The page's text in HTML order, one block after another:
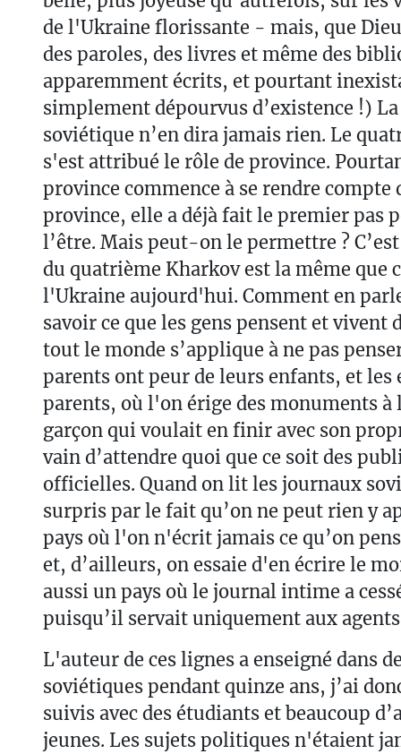
de l'Ukraine florissante - mais, que
des paroles, des livres et même des
apparemment écrits, et pourtant
simplement dépourvus d’existence !)
soviétique n’en dira jamais rien. Le
s'est attribué le rôle de province.
province commence à se rendre compte
province, elle a déjà fait le premier pas
l’être. Mais peut-on le permettre ?
du quatrième Kharkov est la même que
l'Ukraine aujourd'hui. Comment en
savoir ce que les gens pensent et vivent
tout le monde s’applique à ne pas
parents ont peur de leurs enfants, et les
parents, où l'on érige des monuments
garçon qui voulait en finir avec son
vain d’attendre quoi que ce soit des
officielles. Quand on lit les journaux
surpris par le fait qu’on ne peut rien y
pays où l'on n'écrit jamais ce qu’on
et, d’ailleurs, on essaie d'en écrire le
aussi un pays où le journal intime a
puisqu’il servait uniquement aux
L'auteur de ces lignes a enseigné dans
soviétiques pendant quinze ans, j’ai
suivis avec des étudiants et beaucoup
jeunes. Les sujets politiques n'étaient